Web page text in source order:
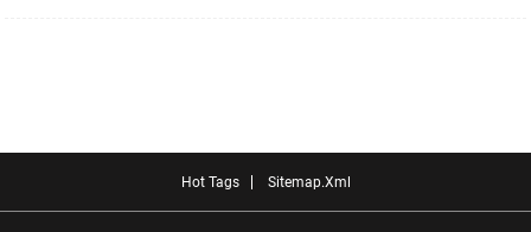
Hot Tags Sitemap.xml